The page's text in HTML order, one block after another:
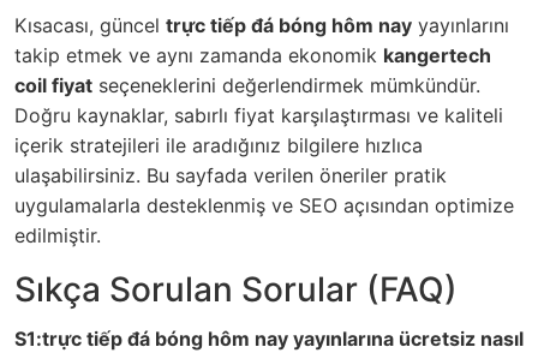
Kısacası, güncel trực tiếp đá bóng hôm nay yayınlarını
takip etmek ve aynı zamanda ekonomik kangertech
coil fiyat seçeneklerini değerlendirmek mümkündür.
Doğru kaynaklar, sabırlı fiyat karşılaştırması ve kaliteli
içerik stratejileri ile aradığınız bilgilere hızlıca
ulaşabilirsiniz. Bu sayfada verilen öneriler pratik
uygulamalarla desteklenmiş ve SEO açısından optimize
edilmiştir.
Sıkça Sorulan Sorular (FAQ)
S1:trực tiếp đá bóng hôm nay yayınlarına ücretsiz nasıl